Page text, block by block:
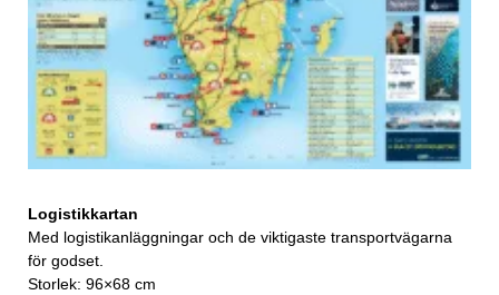
Logistikkartan
Med logistikanläggningar och de viktigaste transportvägarna
för godset.
Storlek: 96×68 cm